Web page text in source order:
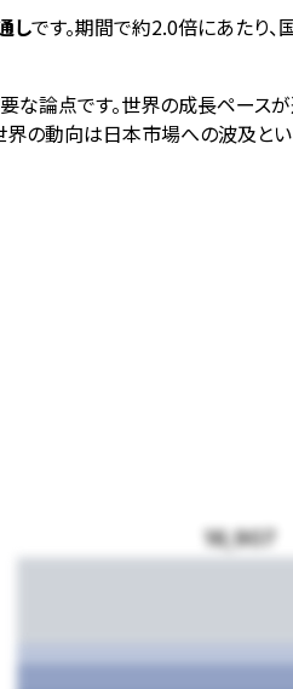
しです。期間で約2.0倍にあたり
論点です。世界の成長ペース
動向は日本市場への波及とい
16,907